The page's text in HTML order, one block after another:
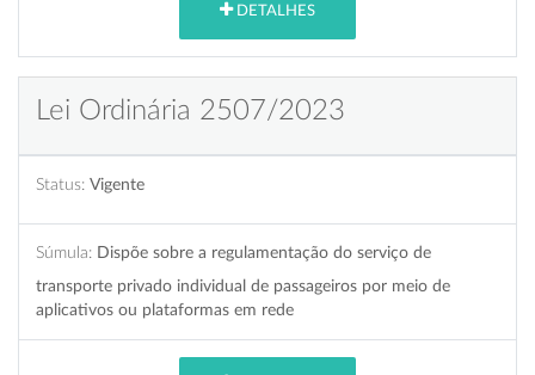
DETALHES
Lei Ordinária 2507/2023
Status: Vigente
Súmula: Dispõe sobre a regulamentação do serviço de
transporte privado individual de passageiros por meio de
aplicativos ou plataformas em rede